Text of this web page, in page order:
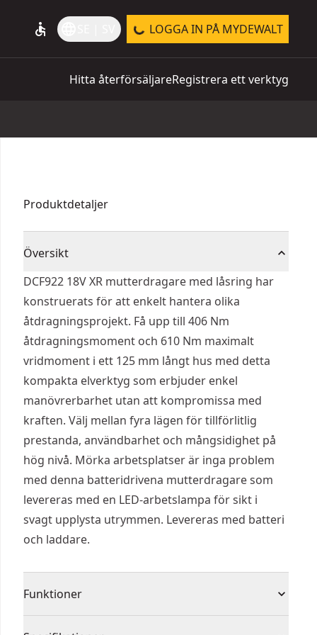
accessible LOGGA IN PÅ MYDEWALT
Hitta återförsäljareRegistrera ett verktyg
Produktdetaljer
Översikt
DCF922 18V XR mutterdragare med låsring har
konstruerats för att enkelt hantera olika
åtdragningsprojekt. Få upp till 406 Nm
åtdragningsmoment och 610 Nm maximalt
vridmoment i ett 125 mm långt hus med detta
kompakta elverktyg som erbjuder enkel
manövrerbarhet utan att kompromissa med
kraften. Välj mellan fyra lägen för tillförlitlig
prestanda, användbarhet och mångsidighet på
hög nivå. Mörka arbetsplatser är inga problem
med denna batteridrivena mutterdragare som
levereras med en LED-arbetslampa för sikt i
svagt upplysta utrymmen. Levereras med batteri
och laddare.
Funktioner